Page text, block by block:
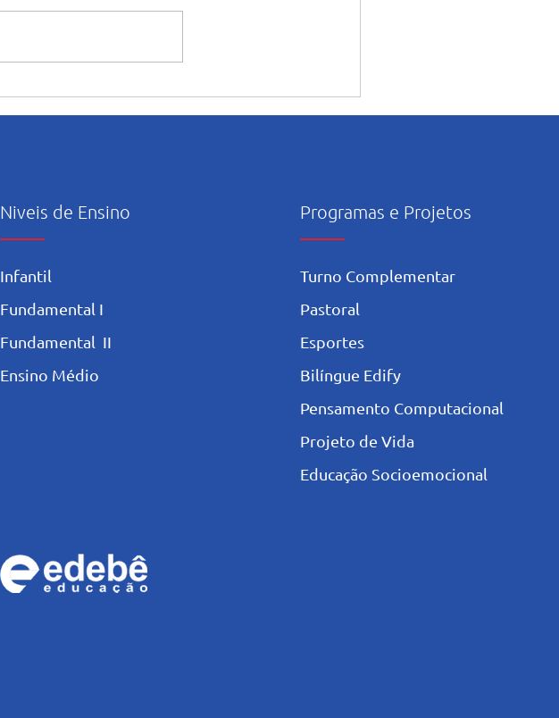
Niveis de Ensino
Infantil
Fundamental I
Fundamental II
Ensino Médio
Programas e Projetos
Turno Complementar
Pastoral
Esportes
Bilíngue Edify
Pensamento Computacional
Projeto de Vida
Educação Socioemocional